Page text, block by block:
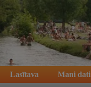
Lasītava Mani dati